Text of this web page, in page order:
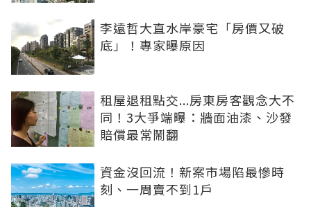
李遠哲大直水岸豪宅「房價又破
底」！專家曝原因
租屋退租點交...房東房客觀念大不
同！3大爭端曝：牆面油漆、沙發
賠償最常鬧翻
資金沒回流！新案市場陷最慘時
刻、一周賣不到1戶